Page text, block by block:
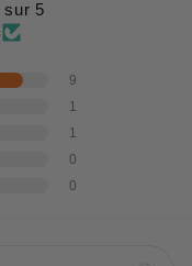
sur 5
9
1
1
0
0